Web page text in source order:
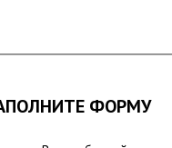
ФОРМУ